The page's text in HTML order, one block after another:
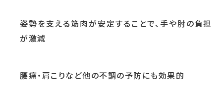
姿勢を支える筋肉が安定することで、手や肘の負担
が激減
腰痛・肩こりなど他の不調の予防にも効果的